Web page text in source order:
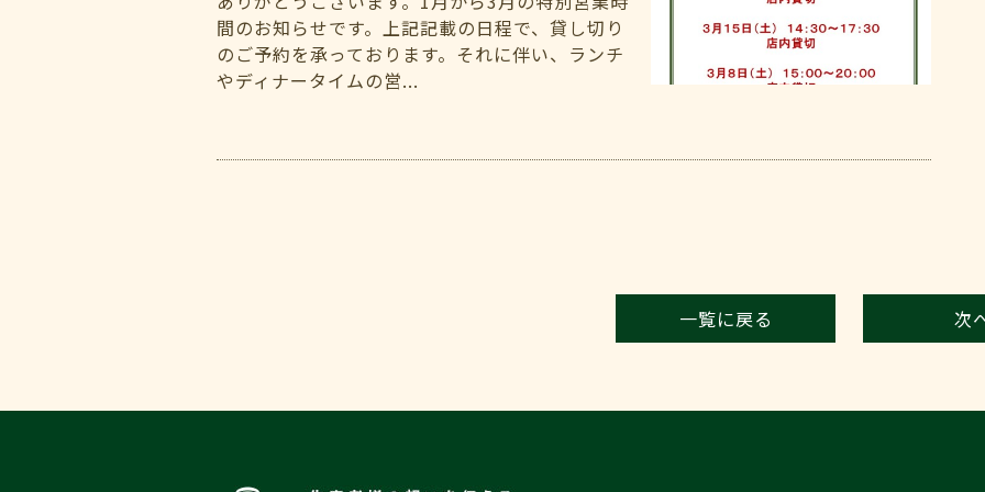
間のお知らせです。上記記載の日程で、貸し切り
のご予約を承っております。それに伴い、ランチ
やディナータイムの営...
一覧に戻る 次